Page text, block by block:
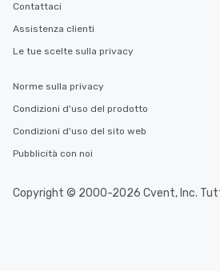
Contattaci
Assistenza clienti
Le tue scelte sulla privacy
Norme sulla privacy
Condizioni d'uso del prodotto
Condizioni d'uso del sito web
Pubblicità con noi
Copyright © 2000-2026 Cvent, Inc.